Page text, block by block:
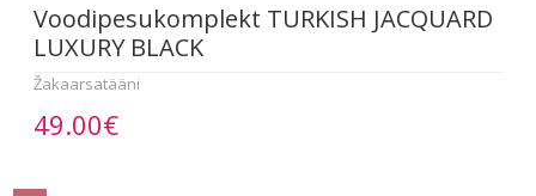
Voodipesukomplekt TURKISH JACQUARD
LUXURY BLACK
Žakaarsatääni
49.00€